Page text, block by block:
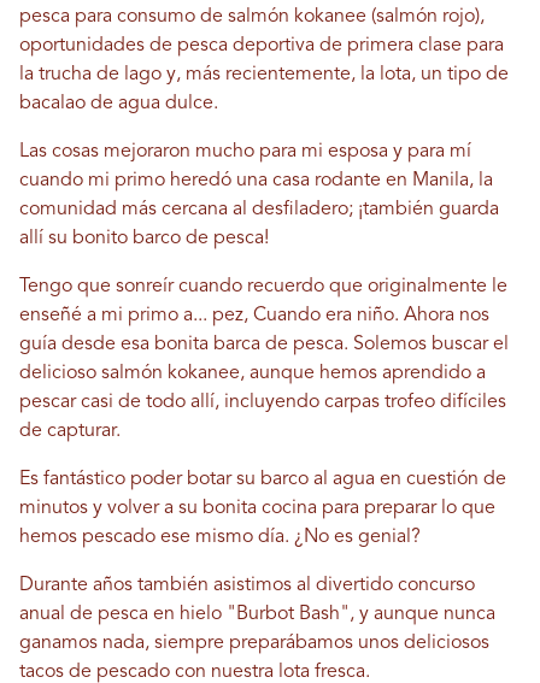
pesca para consumo de salmón kokanee (salmón rojo),
oportunidades de pesca deportiva de primera clase para
la trucha de lago y, más recientemente, la lota, un tipo de
bacalao de agua dulce.
Las cosas mejoraron mucho para mi esposa y para mí
cuando mi primo heredó una casa rodante en Manila, la
comunidad más cercana al desfiladero; ¡también guarda
allí su bonito barco de pesca!
Tengo que sonreír cuando recuerdo que originalmente le
enseñé a mi primo a... pez, Cuando era niño. Ahora nos
guía desde esa bonita barca de pesca. Solemos buscar el
delicioso salmón kokanee, aunque hemos aprendido a
pescar casi de todo allí, incluyendo carpas trofeo difíciles
de capturar.
Es fantástico poder botar su barco al agua en cuestión de
minutos y volver a su bonita cocina para preparar lo que
hemos pescado ese mismo día. ¿No es genial?
Durante años también asistimos al divertido concurso
anual de pesca en hielo "Burbot Bash", y aunque nunca
ganamos nada, siempre preparábamos unos deliciosos
tacos de pescado con nuestra lota fresca.